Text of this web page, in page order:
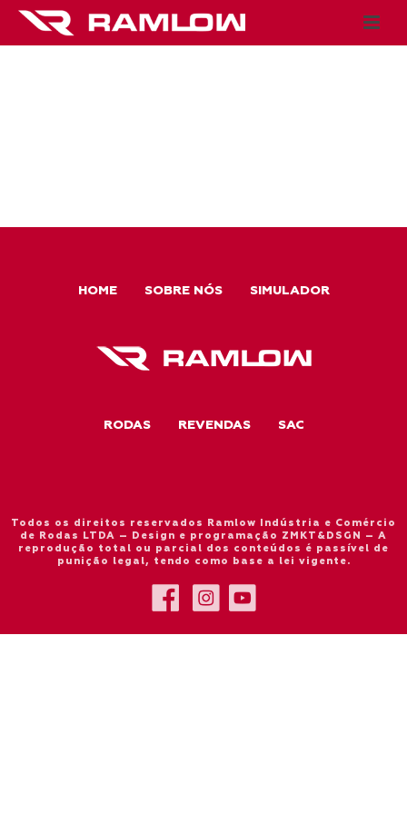
HOME SOBRE NÓS SIMULADOR
RODAS REVENDAS SAC
Todos os direitos reservados Ramlow Indústria e Comércio
de Rodas LTDA – Design e programação ZMKT&DSGN – A
reprodução total ou parcial dos conteúdos é passível de
punição legal, tendo como base a lei vigente.